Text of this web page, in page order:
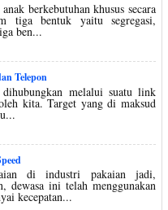
berkebutuhan khusus secara
tiga bentuk yaitu segregasi,
ben...
Telepon
melalui suatu link
kita. Target yang di maksud
di industri pakaian jadi,
dewasa ini telah menggunakan
kecepatan...